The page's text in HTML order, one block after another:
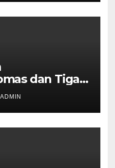
dan Tiga
Ungaran
Warga
Ronda
ADMIN